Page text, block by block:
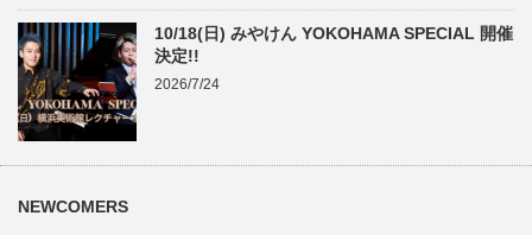
10/18(日) みやけん YOKOHAMA SPECIAL 開催
決定!!
2026/7/24
NEWCOMERS